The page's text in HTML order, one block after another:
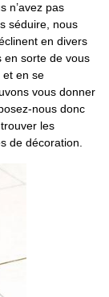
n’avez pas
séduire, nous
en divers
en sorte de vous
et en se
vous donner
nous donc
les
de décoration.